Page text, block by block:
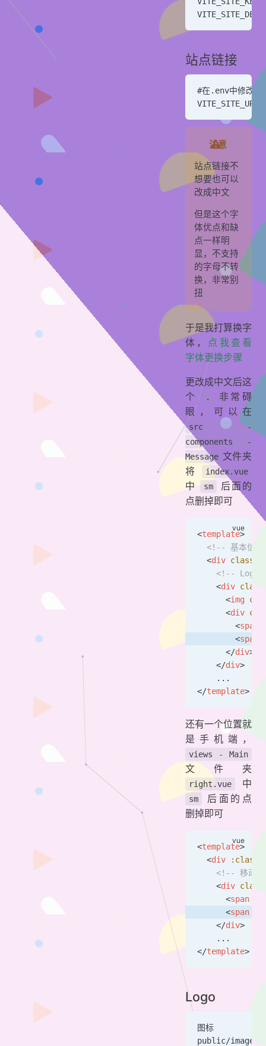
站点链接
#在.env中修改
注意
站点链接不
想要也可以
改成中文
但是这个字
体优点和缺
点一样明
显，不支持
的字母不转
换，非常别
扭
于是我打算换字
体， 点我查看
字体更换步骤
更改成中文后这
个
.
非常碍
眼，可以在
src -
components -
Message 文件夹
将
index.vue
中 sm
后面的
点删掉即可
<template>
<!-- 基本信
  <
div class
<!-- Logo
    <
div class
      <
img
      <
div
        <
span
        <
span
      </
div>
    </
div>
    ...
</template>
还有一个位置就
是手机端，
views - Main
文件夹
right.vue 中
sm
后面的点
删掉即可
<template>
  <
div :class
<!-- 移动
    <
div class
      <
span
      <
span
    </
div>
    ...
</template>
Logo
图标
public/images/